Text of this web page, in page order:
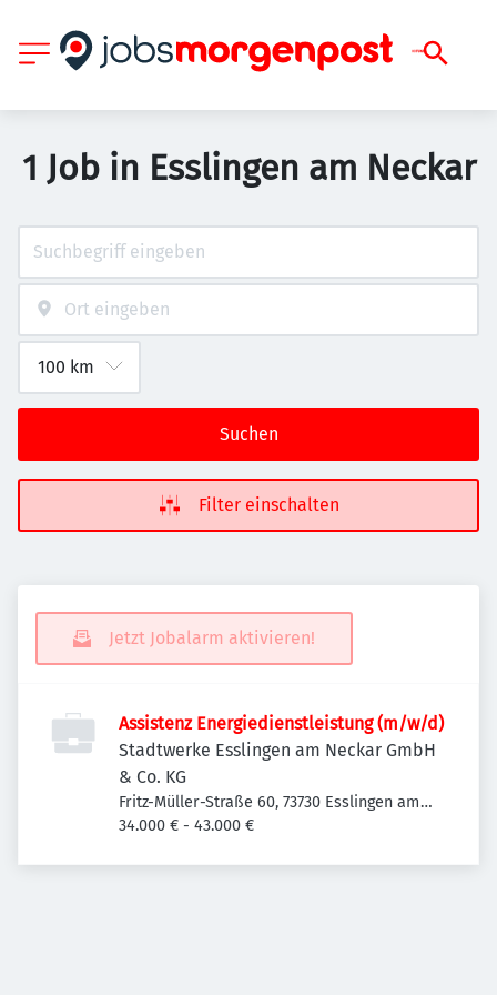
1 Job in Esslingen am Neckar
Suchen
Filter einschalten
Jetzt Jobalarm aktivieren!
Assistenz Energiedienstleistung (m/w/d)
Stadtwerke Esslingen am Neckar GmbH
& Co. KG
Fritz-Müller-Straße 60, 73730 Esslingen am
Neckar-Oberesslingen, Deutschland
34.000 € - 43.000 €